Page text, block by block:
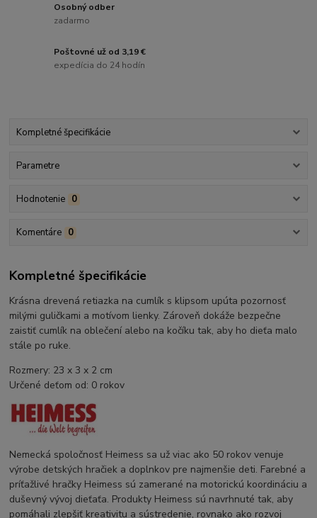
Osobný odber
zadarmo
Poštovné už od 3,19 €
expedícia do 24 hodín
Kompletné špecifikácie
Parametre
Hodnotenie 0
Komentáre 0
Kompletné špecifikácie
Krásna drevená retiazka na cumlík s klipsom upúta pozornosť
milými guličkami a motívom lienky. Zároveň dokáže bezpečne
zaistiť cumlík na oblečení alebo na kočíku tak, aby ho dieťa malo
stále po ruke.
Rozmery: 23 x 3 x 2 cm
Určené deťom od: 0 rokov
Nemecká spoločnosť Heimess sa už viac ako 50 rokov venuje
výrobe detských hračiek a doplnkov pre najmenšie deti. Farebné a
príťažlivé hračky Heimess sú zamerané na motorickú koordináciu a
duševný vývoj dieťaťa. Produkty Heimess sú navrhnuté tak, aby
pomáhali zlepšiť kreativitu a sústredenie, rovnako ako rozvoj